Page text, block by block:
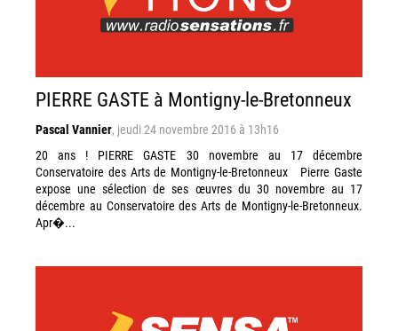
PIERRE GASTE à Montigny-le-Bretonneux
Pascal Vannier, jeudi 24 novembre 2016 à 13h16
20 ans ! PIERRE GASTE 30 novembre au 17 décembre
Conservatoire des Arts de Montigny-le-Bretonneux Pierre Gaste
expose une sélection de ses œuvres du 30 novembre au 17
décembre au Conservatoire des Arts de Montigny-le-Bretonneux.
Apr�...